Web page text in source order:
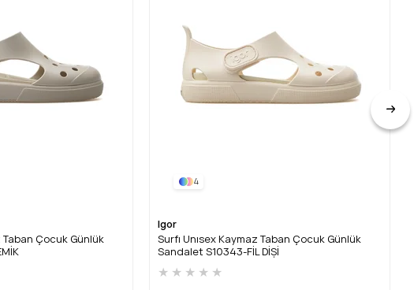
Taban Çocuk Günlük
4
Igor
Surfı Unısex Kaymaz Taban Çocuk Günlük
Sandalet S10343-FİL DİŞİ
★ ★ ★ ★ ★